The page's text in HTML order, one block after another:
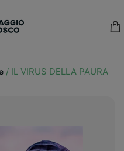
/ IL VIRUS DELLA PAURA